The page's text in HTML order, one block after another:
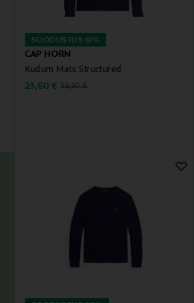
SOODUSTUS 61%
CAP HORN
Kudum Mats Structured
Discounted Price
23,60 € Original Price
59,90 €